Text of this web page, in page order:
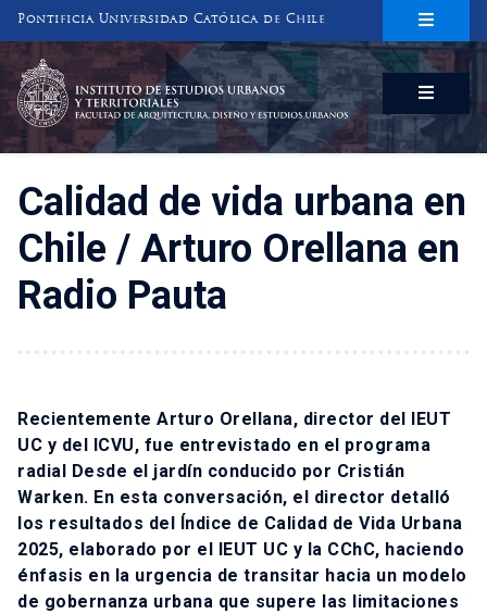
Pontificia Universidad Católica de Chile
INSTITUTO DE ESTUDIOS URBANOS
Y TERRITORIALES
FACULTAD DE ARQUITECTURA, DISEÑO Y ESTUDIOS URBANOS
Calidad de vida urbana en
Chile / Arturo Orellana en
Radio Pauta
Recientemente Arturo Orellana, director del IEUT
UC y del ICVU, fue entrevistado en el programa
radial Desde el jardín conducido por Cristián
Warken. En esta conversación, el director detalló
los resultados del Índice de Calidad de Vida Urbana
2025, elaborado por el IEUT UC y la CChC, haciendo
énfasis en la urgencia de transitar hacia un modelo
de gobernanza urbana que supere las limitaciones